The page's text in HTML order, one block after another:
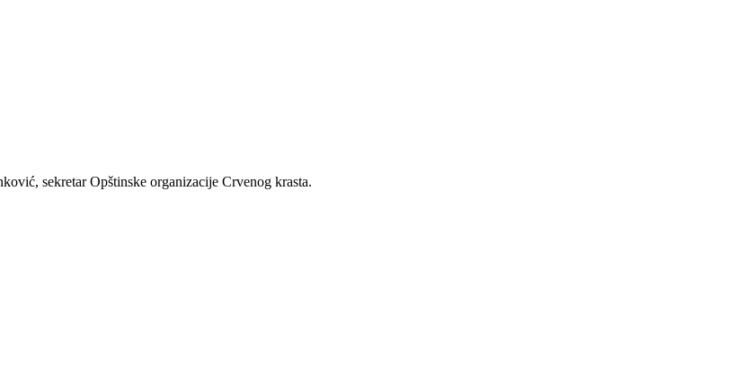
sekretar Opštinske organizacije Crvenog krasta.